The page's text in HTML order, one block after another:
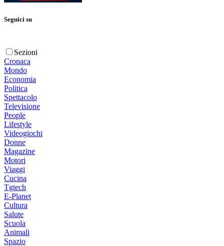
Seguici su
Sezioni
Cronaca
Mondo
Economia
Politica
Spettacolo
Televisione
People
Lifestyle
Videogiochi
Donne
Magazine
Motori
Viaggi
Cucina
Tgtech
E-Planet
Cultura
Salute
Scuola
Animali
Spazio